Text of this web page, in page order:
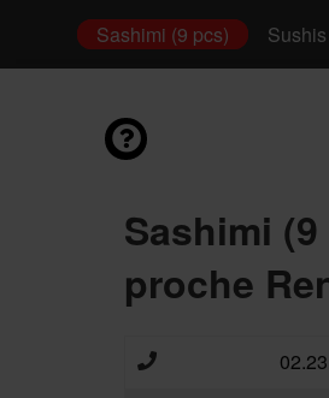
Sashimi (9 pcs)
Sashimi
proche